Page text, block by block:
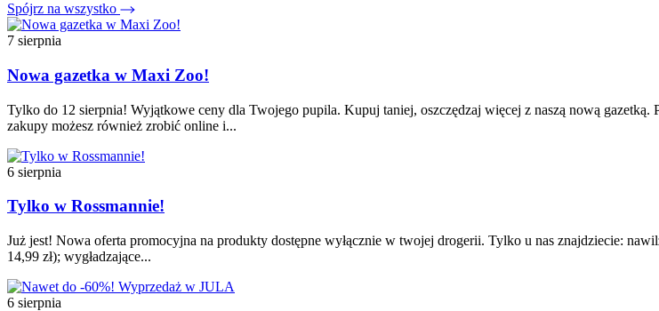
Spójrz na wszystko
7 sierpnia
Nowa gazetka w Maxi Zoo!
Tylko do 12 sierpnia! Wyjątkowe ceny dla Twojego pupila. Kupuj taniej, oszczędzaj więcej z naszą nową gazetką.
zakupy możesz również zrobić online i...
6 sierpnia
Tylko w Rossmannie!
Już jest! Nowa oferta promocyjna na produkty dostępne wyłącznie w twojej drogerii. Tylko u nas znajdziecie:
14,99 zł); wygładzające...
6 sierpnia